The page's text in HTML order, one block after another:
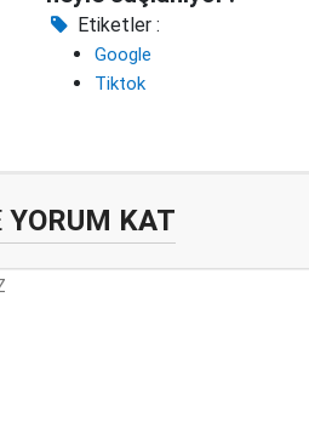
Etiketler :
Google
Tiktok
YORUM KAT